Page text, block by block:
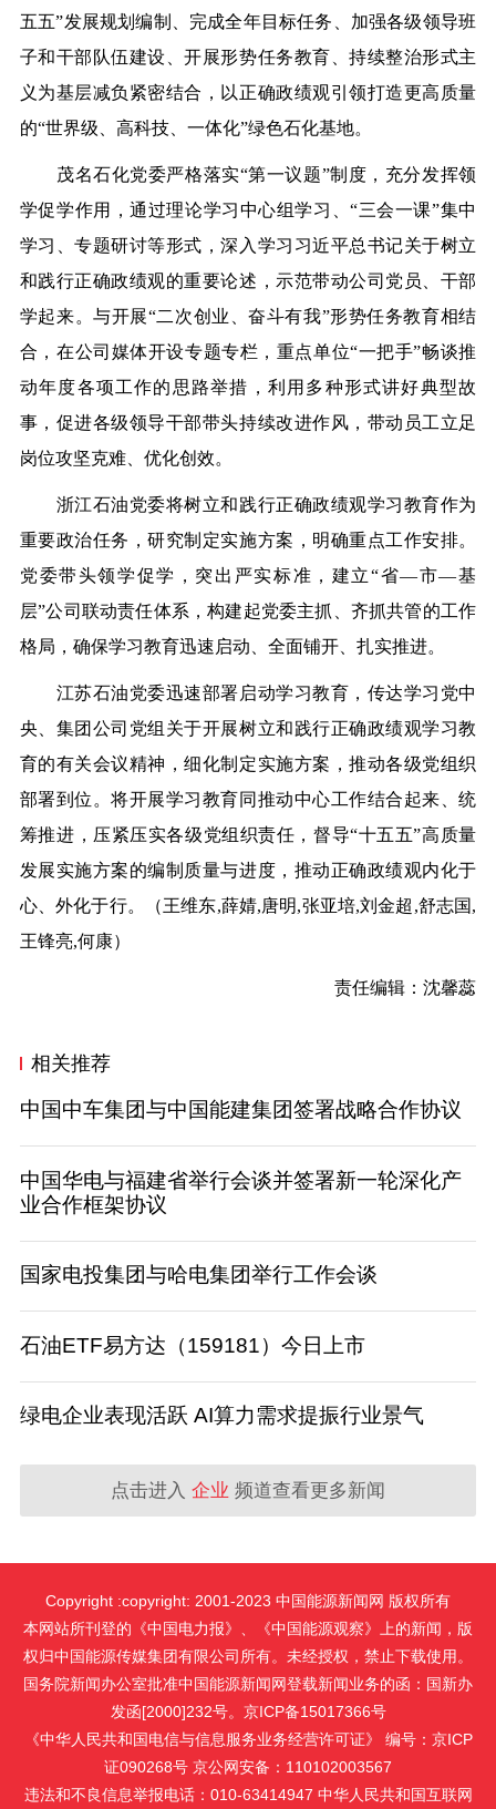
五五”发展规划编制、完成全年目标任务、加强各级领导班
子和干部队伍建设、开展形势任务教育、持续整治形式主
义为基层减负紧密结合，以正确政绩观引领打造更高质量
的“世界级、高科技、一体化”绿色石化基地。
茂名石化党委严格落实“第一议题”制度，充分发挥领
学促学作用，通过理论学习中心组学习、“三会一课”集中
学习、专题研讨等形式，深入学习习近平总书记关于树立
和践行正确政绩观的重要论述，示范带动公司党员、干部
学起来。与开展“二次创业、奋斗有我”形势任务教育相结
合，在公司媒体开设专题专栏，重点单位“一把手”畅谈推
动年度各项工作的思路举措，利用多种形式讲好典型故
事，促进各级领导干部带头持续改进作风，带动员工立足
岗位攻坚克难、优化创效。
浙江石油党委将树立和践行正确政绩观学习教育作为
重要政治任务，研究制定实施方案，明确重点工作安排。
党委带头领学促学，突出严实标准，建立“省—市—基
层”公司联动责任体系，构建起党委主抓、齐抓共管的工作
格局，确保学习教育迅速启动、全面铺开、扎实推进。
江苏石油党委迅速部署启动学习教育，传达学习党中
央、集团公司党组关于开展树立和践行正确政绩观学习教
育的有关会议精神，细化制定实施方案，推动各级党组织
部署到位。将开展学习教育同推动中心工作结合起来、统
筹推进，压紧压实各级党组织责任，督导“十五五”高质量
发展实施方案的编制质量与进度，推动正确政绩观内化于
心、外化于行。（王维东,薛婧,唐明,张亚培,刘金超,舒志国,
王锋亮,何康）
责任编辑：沈馨蕊
相关推荐
中国中车集团与中国能建集团签署战略合作协议
中国华电与福建省举行会谈并签署新一轮深化产
业合作框架协议
国家电投集团与哈电集团举行工作会谈
石油ETF易方达（159181）今日上市
绿电企业表现活跃 AI算力需求提振行业景气
点击进入 企业 频道查看更多新闻
Copyright :copyright: 2001-2023 中国能源新闻网 版权所有
本网站所刊登的《中国电力报》、《中国能源观察》上的新闻，版
权归中国能源传媒集团有限公司所有。未经授权，禁止下载使用。
国务院新闻办公室批准中国能源新闻网登载新闻业务的函：国新办
发函[2000]232号。京ICP备15017366号
《中华人民共和国电信与信息服务业务经营许可证》 编号：京ICP
证090268号 京公网安备：110102003567
违法和不良信息举报电话：010-63414947 中华人民共和国互联网